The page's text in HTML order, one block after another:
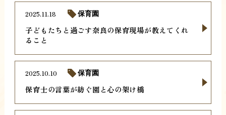
子どもたちと過ごす奈良の保育現場が教えてくれ
ること
2025.11.18 保育園
保育士の言葉が紡ぐ園と心の架け橋
2025.10.10 保育園